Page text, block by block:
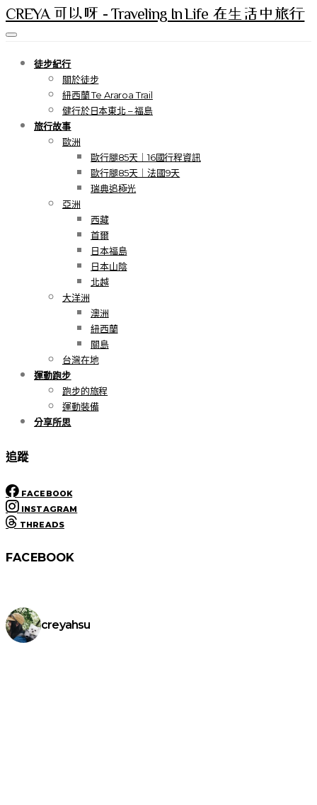
CREYA 可以呀 - Traveling In Life 在生活中旅行
徒步紀行
關於徒步
紐西蘭 Te Araroa Trail
健行於日本東北 – 福島
旅行故事
歐洲
歐行腿85天｜16國行程資訊
歐行腿85天｜法國9天
瑞典追極光
亞洲
西藏
首爾
日本福島
日本山陰
北越
大洋洲
澳洲
紐西蘭
關島
台灣在地
運動跑步
跑步的旅程
運動裝備
分享所思
追蹤
FACEBOOK
INSTAGRAM
THREADS
FACEBOOK
creyahsu